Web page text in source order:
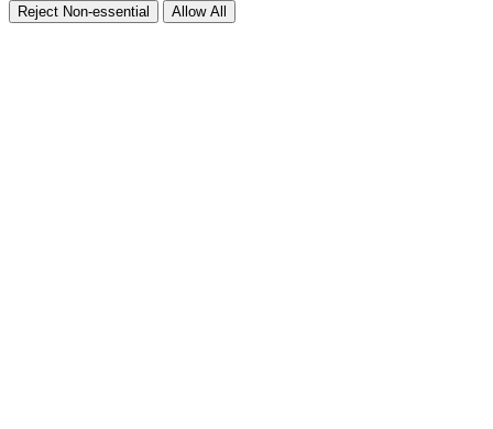
Reject Non-essential Allow All